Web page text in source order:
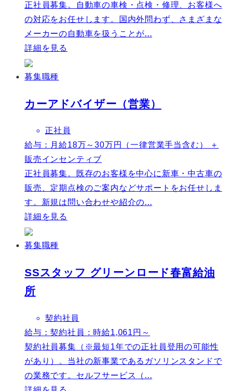
正社員募集。自動車の車検・点検・修理、お客様へ
の対応をお任せします。国内外問わず、さまざまな
メーカーの自動車を扱うことが...
詳細を見る
募集職種
カーアドバイザー（営業）
正社員
給与： 月給18万～30万円（一律営業手当含む） ＋
販売インセンティブ
正社員募集。既存のお客様を中心に新車・中古車の
販売、定期点検のご案内などサポートをお任せしま
す。新規は問い合わせや紹介の...
詳細を見る
募集職種
SSスタッフ グリーンロード春富給油
所
契約社員
給与：契約社員：時給1,061円～
契約社員募集（※最短1年での正社員登用の可能性
があり）。当社の新事業であるガソリンスタンドで
の業務です。セルフサービス（...